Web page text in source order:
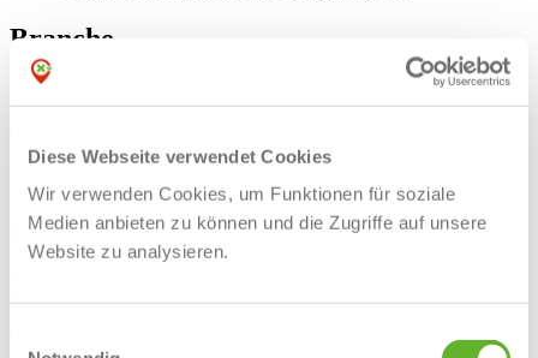
Diese Webseite verwendet Cookies
Wir verwenden Cookies, um Funktionen für soziale
Medien anbieten zu können und die Zugriffe auf unsere
Website zu analysieren.
Branche
Stadtverwaltung
Standort
Ochtrup